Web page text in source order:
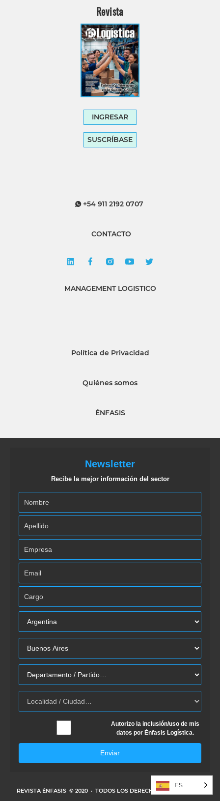
Revista
INGRESAR
SUSCRÍBASE
+54 911 2192 0707
CONTACTO
MANAGEMENT LOGISTICO
Política de Privacidad
Quiénes somos
ÉNFASIS
Newsletter
Recibe la mejor información del sector
Autorizo la inclusión/uso de mis
datos por Énfasis Logística.
Enviar
REVISTA ÉNFASIS © 2020 · TODOS LOS DERECHOS RESERVADOS
ES